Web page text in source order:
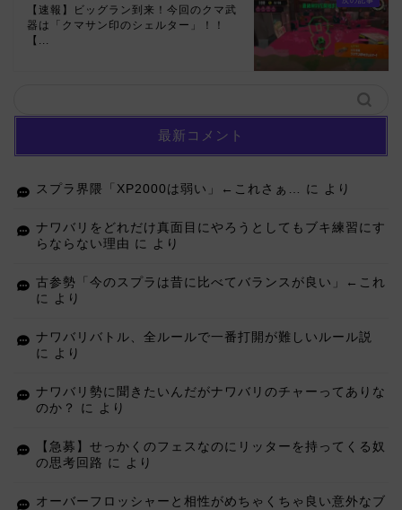
【速報】ビッグラン到来！今回のクマ武
器は「クマサン印のシェルター」！！
【...
最新コメント
スプラ界隈「XP2000は弱い」←これさぁ… に より
ナワバリをどれだけ真面目にやろうとしてもブキ練習にす
らならない理由 に より
古参勢「今のスプラは昔に比べてバランスが良い」←これ
に より
ナワバリバトル、全ルールで一番打開が難しいルール説
に より
ナワバリ勢に聞きたいんだがナワバリのチャーってありな
のか？
に より
【急募】せっかくのフェスなのにリッターを持ってくる奴
の思考回路 に より
オーバーフロッシャーと相性がめちゃくちゃ良い意外なブ